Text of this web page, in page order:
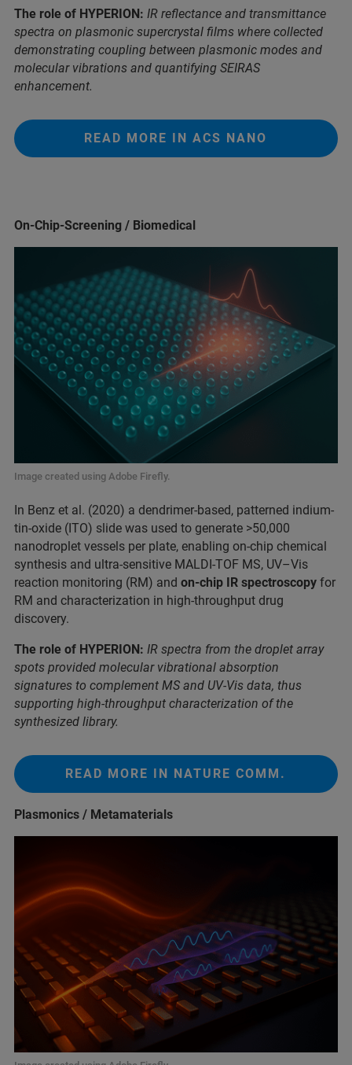
The role of HYPERION: IR reflectance and transmittance
spectra on plasmonic supercrystal films where collected
demonstrating coupling between plasmonic modes and
molecular vibrations and quantifying SEIRAS
enhancement.
READ MORE IN ACS NANO
On-Chip-Screening / Biomedical
Image created using Adobe Firefly.
In Benz et al. (2020) a dendrimer-based, patterned indium-
tin-oxide (ITO) slide was used to generate >50,000
nanodroplet vessels per plate, enabling on‐chip chemical
synthesis and ultra-sensitive MALDI-TOF MS, UV–Vis
reaction monitoring (RM) and on-chip IR spectroscopy for
RM and characterization in high-throughput drug
discovery.
The role of HYPERION: IR spectra from the droplet array
spots provided molecular vibrational absorption
signatures to complement MS and UV-Vis data, thus
supporting high-throughput characterization of the
synthesized library.
READ MORE IN NATURE COMM.
Plasmonics / Metamaterials